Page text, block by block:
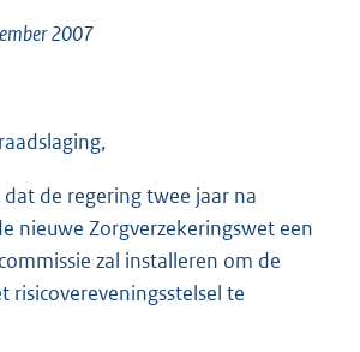
2007
de regering twee jaar na
nieuwe Zorgverzekeringswet een
zal installeren om de
risicovereveningsstelsel te